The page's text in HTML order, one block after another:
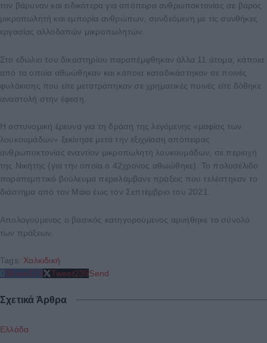
τον βάρυναν και ειδικότερα για απόπειρα ανθρωποκτονίας σε βάρος
μικροπωλητή και εμπορία ανθρώπων, συνδεόμενη με τις συνθήκες
εργασίας αλλοδαπών μικροπωλητών.
Στο εδώλιο του δικαστηρίου παραπέμφθηκαν άλλα 11 άτομα, κάποια
από τα οποία αθωώθηκαν και κάποια καταδικάστηκαν σε ποινές
φυλάκισης που είτε μετατράπηκαν σε χρηματικές ποινές είτε δόθηκε
αναστολή στην έφεση.
Η αστυνομική έρευνα για τη δράση της λεγόμενης «μαφίας των
λουκουμάδων» ξεκίνησε μετά την εξιχνίαση απόπειρας
ανθρωποκτονίας εναντίον μικροπωλητή λουκουμάδων, σε περιοχή
της Νικήτης (για την οποία ο 42χρονος αθωώθηκε). Το πολυσέλιδο
παραπεμπτικό βούλευμα περιελάμβανε πράξεις που τελέστηκαν το
διάστημα από τον Μάιο έως τον Σεπτέμβριο του 2021.
Απολογούμενος ο βασικός κατηγορούμενος αρνήθηκε το σύνολό
των πράξεων.
Tags: Χαλκιδική
Share376 Tweet235Send
Σχετικά Άρθρα
Ελλάδα